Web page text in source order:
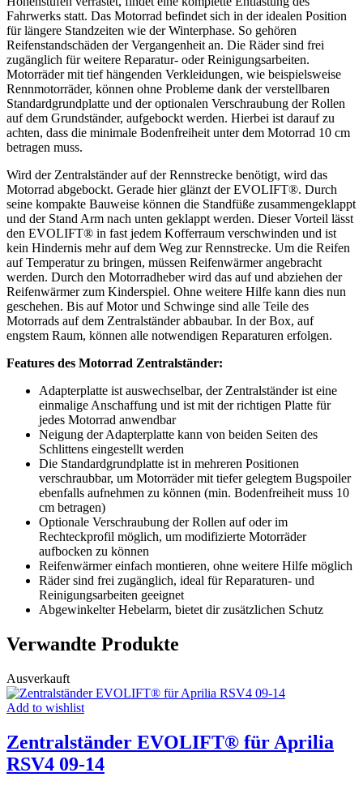
Fahrwerks statt. Das Motorrad befindet sich in der idealen Position
für längere Standzeiten wie der Winterphase. So gehören
Reifenstandschäden der Vergangenheit an. Die Räder sind frei
zugänglich für weitere Reparatur- oder Reinigungsarbeiten.
Motorräder mit tief hängenden Verkleidungen, wie beispielsweise
Rennmotorräder, können ohne Probleme dank der verstellbaren
Standardgrundplatte und der optionalen Verschraubung der Rollen
auf dem Grundständer, aufgebockt werden. Hierbei ist darauf zu
achten, dass die minimale Bodenfreiheit unter dem Motorrad 10 cm
betragen muss.
Wird der Zentralständer auf der Rennstrecke benötigt, wird das
Motorrad abgebockt. Gerade hier glänzt der EVOLIFT®. Durch
seine kompakte Bauweise können die Standfüße zusammengeklappt
und der Stand Arm nach unten geklappt werden. Dieser Vorteil lässt
den EVOLIFT® in fast jedem Kofferraum verschwinden und ist
kein Hindernis mehr auf dem Weg zur Rennstrecke. Um die Reifen
auf Temperatur zu bringen, müssen Reifenwärmer angebracht
werden. Durch den Motorradheber wird das auf und abziehen der
Reifenwärmer zum Kinderspiel. Ohne weitere Hilfe kann dies nun
geschehen. Bis auf Motor und Schwinge sind alle Teile des
Motorrads auf dem Zentralständer abbaubar. In der Box, auf
engstem Raum, können alle notwendigen Reparaturen erfolgen.
Features des Motorrad Zentralständer:
Adapterplatte ist auswechselbar, der Zentralständer ist eine
einmalige Anschaffung und ist mit der richtigen Platte für
jedes Motorrad anwendbar
Neigung der Adapterplatte kann von beiden Seiten des
Schlittens eingestellt werden
Die Standardgrundplatte ist in mehreren Positionen
verschraubbar, um Motorräder mit tiefer gelegtem Bugspoiler
ebenfalls aufnehmen zu können (min. Bodenfreiheit muss 10
cm betragen)
Optionale Verschraubung der Rollen auf oder im
Rechteckprofil möglich, um modifizierte Motorräder
aufbocken zu können
Reifenwärmer einfach montieren, ohne weitere Hilfe möglich
Räder sind frei zugänglich, ideal für Reparaturen- und
Reinigungsarbeiten geeignet
Abgewinkelter Hebelarm, bietet dir zusätzlichen Schutz
Verwandte Produkte
Ausverkauft
Add to wishlist
Zentralständer EVOLIFT® für Aprilia
RSV4 09-14